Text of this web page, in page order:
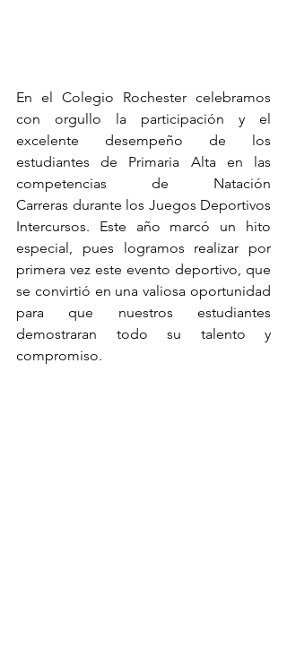
En el Colegio Rochester celebramos
con orgullo la participación y el
excelente desempeño de los
estudiantes de Primaria Alta en las
competencias de Natación
Carreras durante los Juegos Deportivos
Intercursos. Este año marcó un hito
especial, pues logramos realizar por
primera vez este evento deportivo, que
se convirtió en una valiosa oportunidad
para que nuestros estudiantes
demostraran todo su talento y
compromiso.